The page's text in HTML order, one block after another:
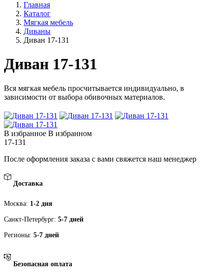
Главная
Каталог
Мягкая мебель
Диваны
Диван 17-131
Диван 17-131
Вся мягкая мебель просчитывается индивидуально, в
зависимости от выбора обивочных материалов.
В избранное В избранном
17-131
После оформления заказа с вами свяжется наш менеджер
Доставка
Москва: 1-2 дня
Санкт-Петербург: 5-7 дней
Регионы: 5-7 дней
Безопасная оплата